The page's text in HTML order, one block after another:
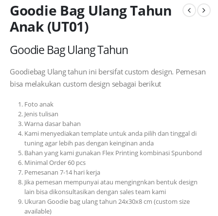
Goodie Bag Ulang Tahun
Anak (UT01)
Goodie Bag Ulang Tahun
Goodiebag Ulang tahun ini bersifat custom design. Pemesan
bisa melakukan custom design sebagai berikut
Foto anak
Jenis tulisan
Warna dasar bahan
Kami menyediakan template untuk anda pilih dan tinggal di
tuning agar lebih pas dengan keinginan anda
Bahan yang kami gunakan Flex Printing kombinasi Spunbond
Minimal Order 60 pcs
Pemesanan 7-14 hari kerja
Jika pemesan mempunyai atau mengingnkan bentuk design
lain bisa dikonsultasikan dengan sales team kami
Ukuran Goodie bag ulang tahun 24x30x8 cm (custom size
available)